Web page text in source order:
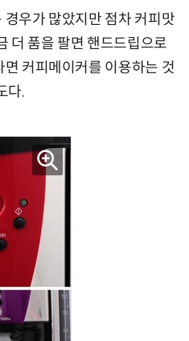
우가 많았지만 점차 커피맛
더 품을 팔면 핸드드립으로
커피메이커를 이용하는 것
다.
] 美 AIDC 냉각 시장, 우리도 현
응을